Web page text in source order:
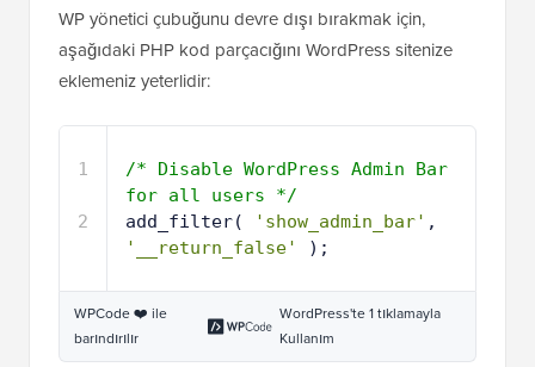
WP yönetici çubuğunu devre dışı bırakmak için,
aşağıdaki PHP kod parçacığını WordPress sitenize
eklemeniz yeterlidir:
1
2
/* Disable WordPress Admin Bar
for all users */
add_filter(
'show_admin_bar'
'__return_false'
);
WPCode ❤️ ile
barındırılır
WordPress'te 1 tıklamayla
Kullanım